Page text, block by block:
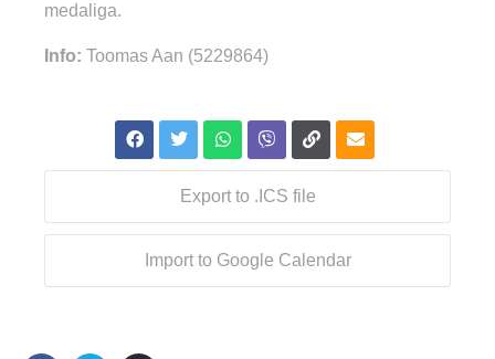
medaliga.
Info: Toomas Aan (5229864)
Export to .ICS file
Import to Google Calendar